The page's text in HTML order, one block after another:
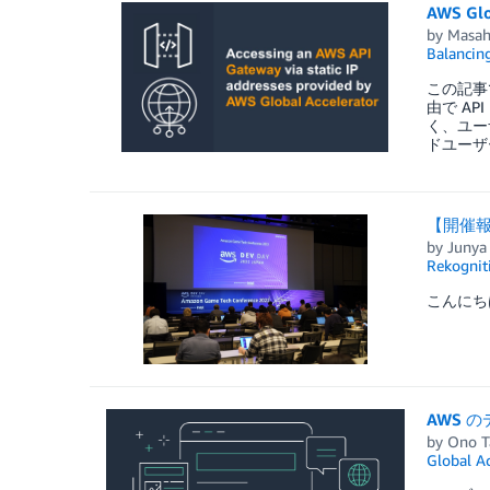
AWS
by
この記
由で
く、ユ
ドユー
【開催
by
こんに
AWS の
by Ono
Global